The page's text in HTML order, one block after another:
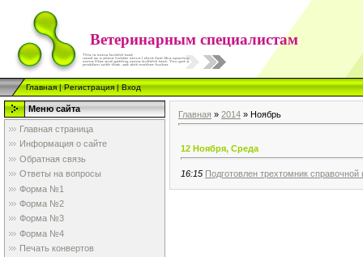
Ветеринарным специалистам
Главная|Регистрация|Вход
Меню сайта
Главная страница
Информация о сайте
Обратная связь
Ответы на вопросы
Форма №1
Форма №2
Форма №3
Форма №4
Печать конвертов
Главная » 2014 » Ноябрь
12 Ноября, Среда
16:15 Подготовлен трехтомник